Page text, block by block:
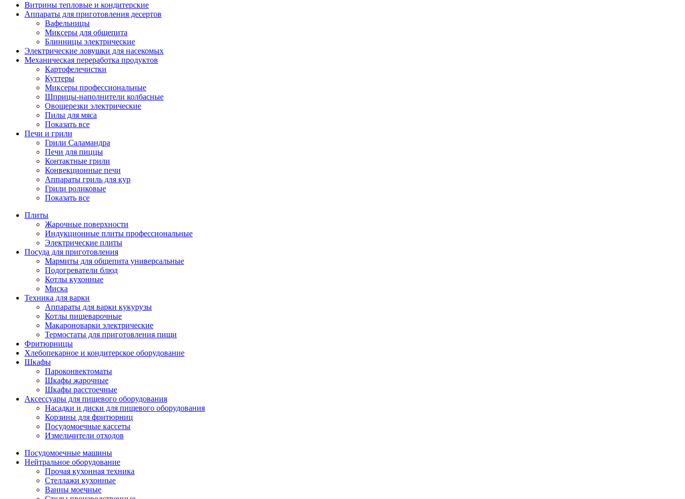
Витрины тепловые и кондитерские
Аппараты для приготовления десертов
Вафельницы
Миксеры для общепита
Блинницы электрические
Электрические ловушки для насекомых
Механическая переработка продуктов
Картофелечистки
Куттеры
Миксеры профессиональные
Шприцы-наполнители колбасные
Овощерезки электрические
Пилы для мяса
Показать все
Печи и грили
Грили Саламандра
Печи для пиццы
Контактные грили
Конвекционные печи
Аппараты гриль для кур
Грили роликовые
Показать все
Плиты
Жарочные поверхности
Индукционные плиты профессиональные
Электрические плиты
Посуда для приготовления
Мармиты для общепита универсальные
Подогреватели блюд
Котлы кухонные
Миска
Техника для варки
Аппараты для варки кукурузы
Котлы пищеварочные
Макароноварки электрические
Термостаты для приготовления пищи
Фритюрницы
Хлебопекарное и кондитерское оборудование
Шкафы
Пароконвектоматы
Шкафы жарочные
Шкафы расстоечные
Аксессуары для пищевого оборудования
Насадки и диски для пищевого оборудования
Корзины для фритюрниц
Посудомоечные кассеты
Измельчители отходов
Посудомоечные машины
Нейтральное оборудование
Прочая кухонная техника
Стеллажи кухонные
Ванны моечные